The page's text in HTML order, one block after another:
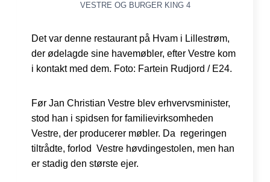
VESTRE OG BURGER KING 4
Det var denne restaurant på Hvam i Lillestrøm,
der ødelagde sine havemøbler, efter Vestre kom
i kontakt med dem. Foto: Fartein Rudjord / E24.
Før Jan Christian Vestre blev erhvervsminister,
stod han i spidsen for familievirksomheden
Vestre, der producerer møbler. Da regeringen
tiltrådte, forlod Vestre høvdingestolen, men han
er stadig den største ejer.